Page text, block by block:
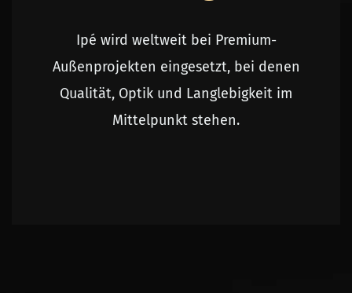
Ipé wird weltweit bei Premium-
Außenprojekten eingesetzt, bei denen
Qualität, Optik und Langlebigkeit im
Mittelpunkt stehen.